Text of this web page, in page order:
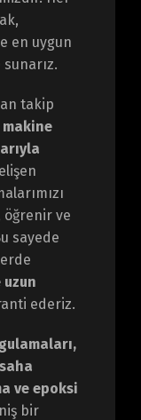
en uygun
takip
öğrenir ve
sayede
uzun
ederiz.
ve epoksi
bir